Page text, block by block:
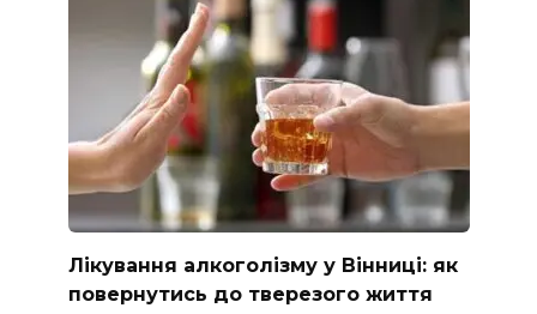
Лікування алкоголізму у Вінниці: як
повернутись до тверезого життя